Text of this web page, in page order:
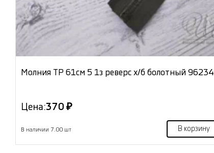
Молния ТР 61см 5 1з реверс х/б болотный 96234
Цена:370 ₽
В наличии 7.00 шт В корзину